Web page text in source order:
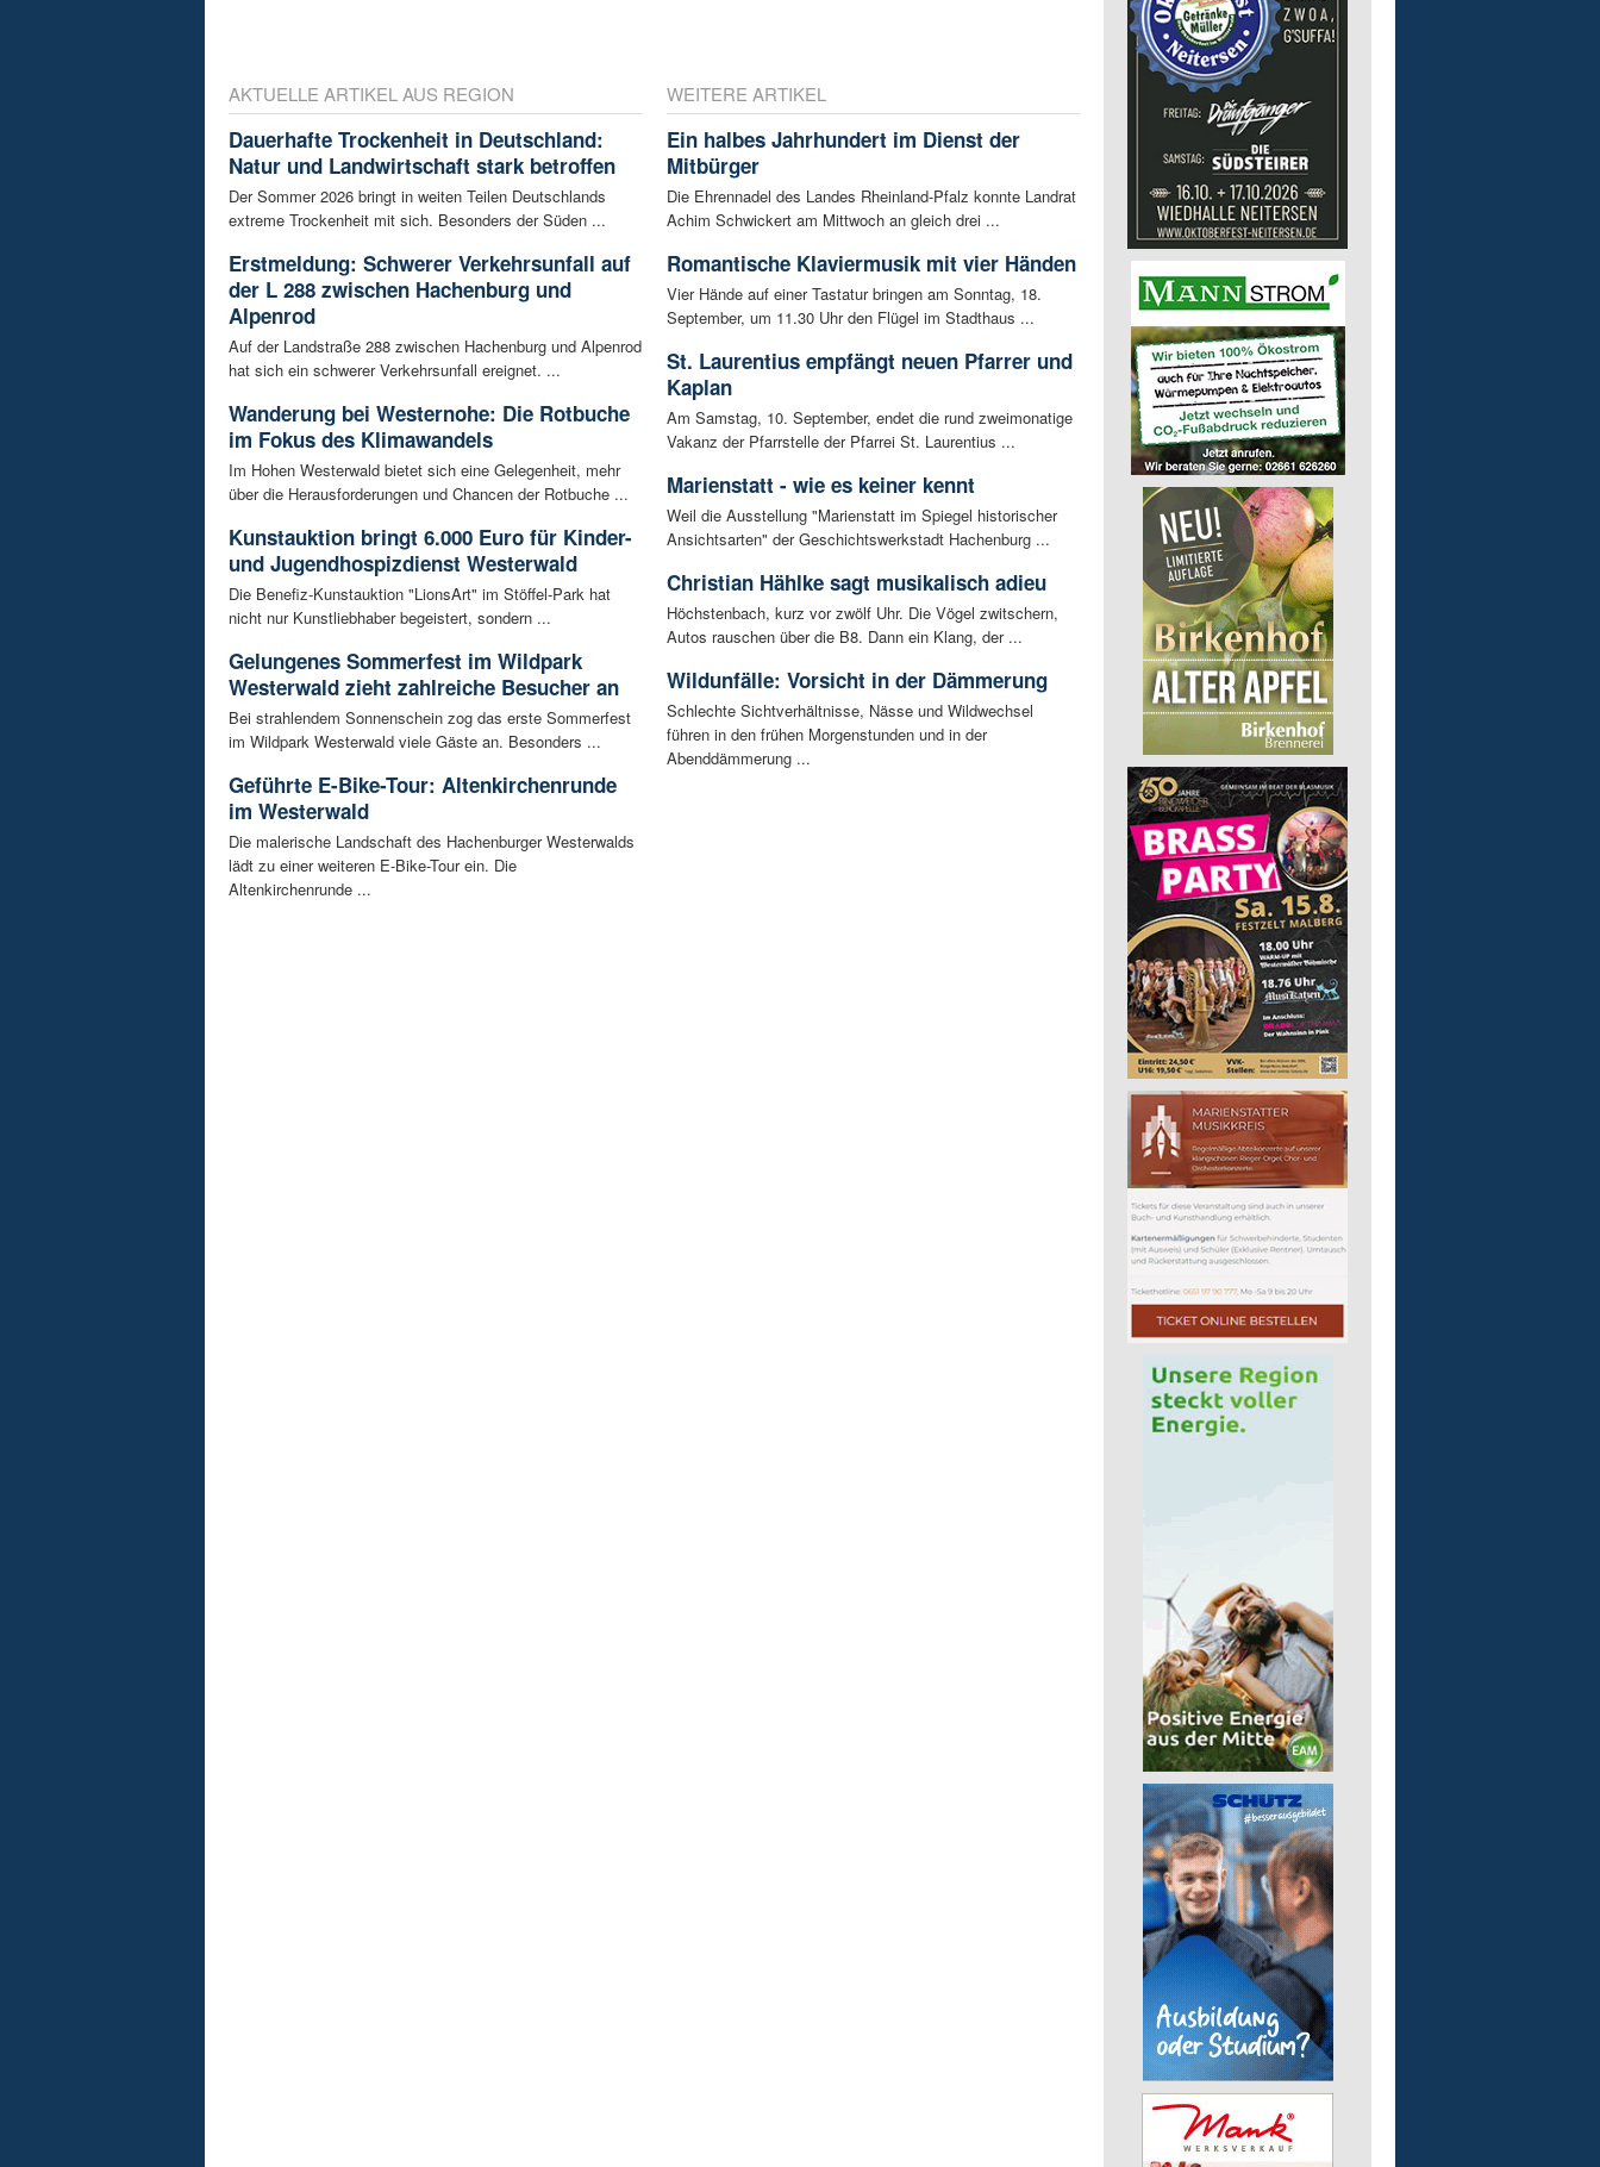
AKTUELLE ARTIKEL AUS REGION
Dauerhafte Trockenheit in Deutschland:
Natur und Landwirtschaft stark betroffen
Der Sommer 2026 bringt in weiten Teilen Deutschlands
extreme Trockenheit mit sich. Besonders der Süden ...
Erstmeldung: Schwerer Verkehrsunfall auf
der L 288 zwischen Hachenburg und
Alpenrod
Auf der Landstraße 288 zwischen Hachenburg und Alpenrod
hat sich ein schwerer Verkehrsunfall ereignet. ...
Wanderung bei Westernohe: Die Rotbuche
im Fokus des Klimawandels
Im Hohen Westerwald bietet sich eine Gelegenheit, mehr
über die Herausforderungen und Chancen der Rotbuche ...
Kunstauktion bringt 6.000 Euro für Kinder-
und Jugendhospizdienst Westerwald
Die Benefiz-Kunstauktion "LionsArt" im Stöffel-Park hat
nicht nur Kunstliebhaber begeistert, sondern ...
Gelungenes Sommerfest im Wildpark
Westerwald zieht zahlreiche Besucher an
Bei strahlendem Sonnenschein zog das erste Sommerfest
im Wildpark Westerwald viele Gäste an. Besonders ...
Geführte E-Bike-Tour: Altenkirchenrunde
im Westerwald
Die malerische Landschaft des Hachenburger Westerwalds
lädt zu einer weiteren E-Bike-Tour ein. Die
Altenkirchenrunde ...
WEITERE ARTIKEL
Ein halbes Jahrhundert im Dienst der
Mitbürger
Die Ehrennadel des Landes Rheinland-Pfalz konnte Landrat
Achim Schwickert am Mittwoch an gleich drei ...
Romantische Klaviermusik mit vier Händen
Vier Hände auf einer Tastatur bringen am Sonntag, 18.
September, um 11.30 Uhr den Flügel im Stadthaus ...
St. Laurentius empfängt neuen Pfarrer und
Kaplan
Am Samstag, 10. September, endet die rund zweimonatige
Vakanz der Pfarrstelle der Pfarrei St. Laurentius ...
Marienstatt - wie es keiner kennt
Weil die Ausstellung "Marienstatt im Spiegel historischer
Ansichtsarten" der Geschichtswerkstadt Hachenburg ...
Christian Hählke sagt musikalisch adieu
Höchstenbach, kurz vor zwölf Uhr. Die Vögel zwitschern,
Autos rauschen über die B8. Dann ein Klang, der ...
Wildunfälle: Vorsicht in der Dämmerung
Schlechte Sichtverhältnisse, Nässe und Wildwechsel
führen in den frühen Morgenstunden und in der
Abenddämmerung ...